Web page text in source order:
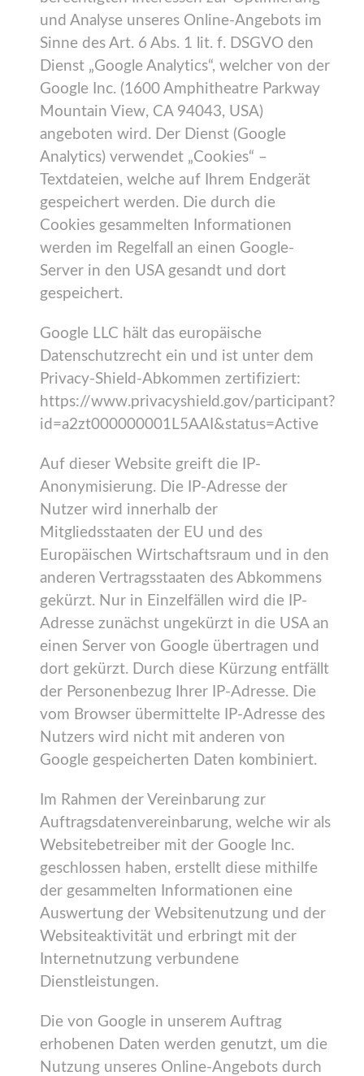
und Analyse unseres Online-Angebots im
Sinne des Art. 6 Abs. 1 lit. f. DSGVO den
Dienst „Google Analytics“, welcher von der
Google Inc. (1600 Amphitheatre Parkway
Mountain View, CA 94043, USA)
angeboten wird. Der Dienst (Google
Analytics) verwendet „Cookies“ –
Textdateien, welche auf Ihrem Endgerät
gespeichert werden. Die durch die
Cookies gesammelten Informationen
werden im Regelfall an einen Google-
Server in den USA gesandt und dort
gespeichert.
Google LLC hält das europäische
Datenschutzrecht ein und ist unter dem
Privacy-Shield-Abkommen zertifiziert:
https://www.privacyshield.gov/participant?
id=a2zt000000001L5AAI&status=Active
Auf dieser Website greift die IP-
Anonymisierung. Die IP-Adresse der
Nutzer wird innerhalb der
Mitgliedsstaaten der EU und des
Europäischen Wirtschaftsraum und in den
anderen Vertragsstaaten des Abkommens
gekürzt. Nur in Einzelfällen wird die IP-
Adresse zunächst ungekürzt in die USA an
einen Server von Google übertragen und
dort gekürzt. Durch diese Kürzung entfällt
der Personenbezug Ihrer IP-Adresse. Die
vom Browser übermittelte IP-Adresse des
Nutzers wird nicht mit anderen von
Google gespeicherten Daten kombiniert.
Im Rahmen der Vereinbarung zur
Auftragsdatenvereinbarung, welche wir als
Websitebetreiber mit der Google Inc.
geschlossen haben, erstellt diese mithilfe
der gesammelten Informationen eine
Auswertung der Websitenutzung und der
Websiteaktivität und erbringt mit der
Internetnutzung verbundene
Dienstleistungen.
Die von Google in unserem Auftrag
erhobenen Daten werden genutzt, um die
Nutzung unseres Online-Angebots durch